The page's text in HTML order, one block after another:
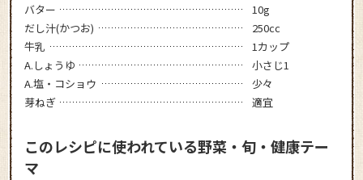
バター
10g
だし汁(かつお)
250cc
牛乳
1カップ
A.しょうゆ
小さじ1
A.塩・コショウ
少々
芽ねぎ
適宜
このレシピに使われている野菜・旬・健康テー
マ